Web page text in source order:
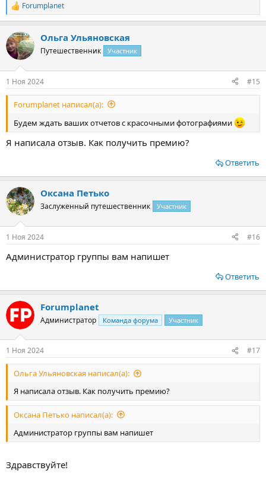
Р
е
к
ц
и
Forumplanet
Ольга Ульяновская
Путешественник Участник
1 Ноя 2024 #15
Forumplanet написал(а):
Будем ждать ваших отчетов с красочными фотографиями
Я написала отзыв. Как получить премию?
Ответить
Оксана Петько
Заслуженный путешественник Участник
1 Ноя 2024 #16
Администратор группы вам напишет
Ответить
Forumplanet
Администратор Команда форума Участник
1 Ноя 2024 #17
Ольга Ульяновская написал(а):
Я написала отзыв. Как получить премию?
Оксана Петько написал(а):
Администратор группы вам напишет
Здравствуйте!